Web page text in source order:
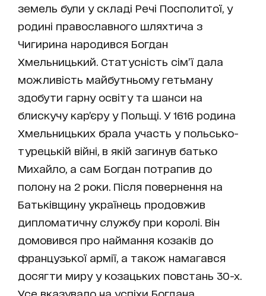
земель були у складі Речі Посполитої, у
родині православного шляхтича з
Чигирина народився Богдан
Хмельницький. Статусність сім’ї дала
можливість майбутньому гетьману
здобути гарну освіту та шанси на
блискучу кар’єру у Польщі. У 1616 родина
Хмельницьких брала участь у польсько-
турецькій війні, в якій загинув батько
Михайло, а сам Богдан потрапив до
полону на 2 роки. Після повернення на
Батьківщину українець продовжив
дипломатичну службу при королі. Він
домовився про наймання козаків до
французької армії, а також намагався
досягти миру у козацьких повстань 30-х.
Усе вказувало на успіхи Богдана